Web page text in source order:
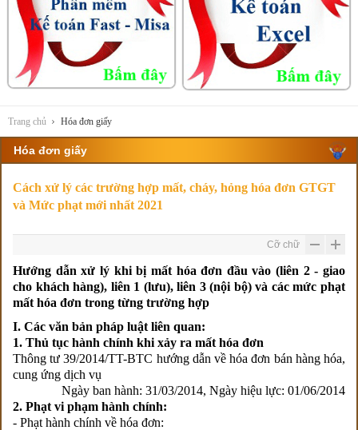
Trang chủ Hóa đơn giấy
Hóa đơn giấy
Cách xử lý các trường hợp mất, cháy, hỏng hóa đơn GTGT
và Mức phạt mới nhất 2021
Cỡ chữ
Hướng dẫn xử lý khi bị mất hóa đơn đầu vào (liên 2 - giao
cho khách hàng), liên 1 (lưu), liên 3 (nội bộ) và các mức phạt
mất hóa đơn trong từng trường hợp
I. Các văn bản pháp luật liên quan:
1. Thủ tục hành chính khi xảy ra mất hóa đơn
Thông tư 39/2014/TT-BTC hướng dẫn về hóa đơn bán hàng hóa,
cung ứng dịch vụ
Ngày ban hành: 31/03/2014, Ngày hiệu lực: 01/06/2014
2. Phạt vi phạm hành chính:
- Phạt hành chính về hóa đơn: